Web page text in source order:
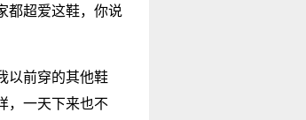
都超爱这鞋，你说
以前穿的其他鞋
，一天下来也不